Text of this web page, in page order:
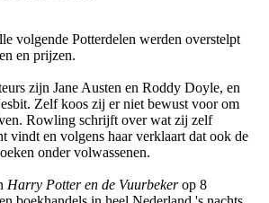
volgende Potterdelen werden overstelpt
en prijzen.
zijn Jane Austen en Roddy Doyle, en
Zelf koos zij er niet bewust voor om
Rowling schrijft over wat zij zelf
vindt en volgens haar verklaart dat ook de
onder volwassenen.
Harry Potter en de Vuurbekerop 8